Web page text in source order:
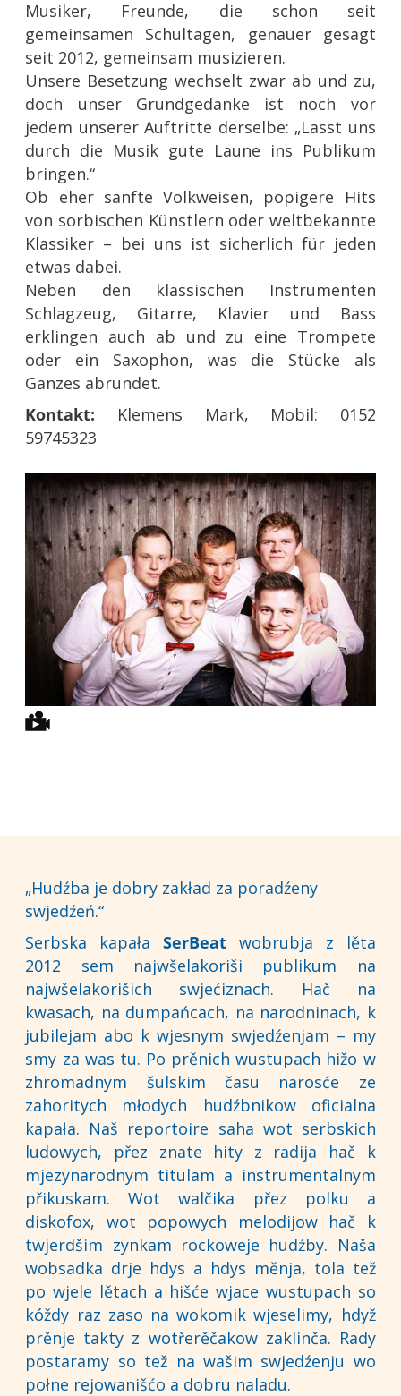
Musiker, Freunde, die schon seit
gemeinsamen Schultagen, genauer gesagt
seit 2012, gemeinsam musizieren.
Unsere Besetzung wechselt zwar ab und zu,
doch unser Grundgedanke ist noch vor
jedem unserer Auftritte derselbe: „Lasst uns
durch die Musik gute Laune ins Publikum
bringen.“
Ob eher sanfte Volkweisen, popigere Hits
von sorbischen Künstlern oder weltbekannte
Klassiker – bei uns ist sicherlich für jeden
etwas dabei.
Neben den klassischen Instrumenten
Schlagzeug, Gitarre, Klavier und Bass
erklingen auch ab und zu eine Trompete
oder ein Saxophon, was die Stücke als
Ganzes abrundet.
Kontakt: Klemens Mark, Mobil: 0152
59745323
„Hudźba je dobry zakład za poradźeny
swjedźeń.“
Serbska kapałaSerBeat wobrubja z lěta
2012 sem najwšelakoriši publikum na
najwšelakorišich swjećiznach. Hač na
kwasach, na dumpańcach, na narodninach, k
jubilejam abo k wjesnym swjedźenjam – my
smy za was tu. Po prěnich wustupach hižo w
zhromadnym šulskim času narosće ze
zahoritych młodych hudźbnikow oficialna
kapała. Naš reportoire saha wot serbskich
ludowych, přez znate hity z radija hač k
mjezynarodnym titulam a instrumentalnym
přikuskam. Wot walčika přez polku a
diskofox, wot popowych melodijow hač k
twjerdšim zynkam rockoweje hudźby. Naša
wobsadka drje hdys a hdys měnja, tola tež
po wjele lětach a hišće wjace wustupach so
kóždy raz zaso na wokomik wjeselimy, hdyž
prěnje takty z wotřerěčakow zaklinča. Rady
postaramy so tež na wašim swjedźenju wo
połne rejowanišćo a dobru naladu.